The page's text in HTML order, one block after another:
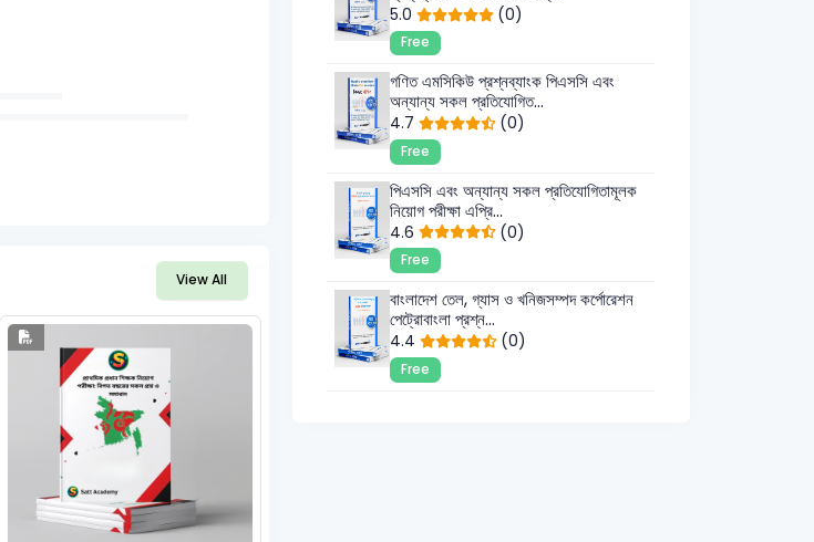
5.0 (0)
Free
গণিত এমসিকিউ প্রশ্নব্যাংক পিএসসি এবং
অন্যান্য সকল প্রতিযোগিত...
4.7 (0)
Free
পিএসসি এবং অন্যান্য সকল প্রতিযোগিতামূলক
নিয়োগ পরীক্ষা এপ্রি...
4.6 (0)
Free
বাংলাদেশ তেল, গ্যাস ও খনিজসম্পদ কর্পোরেশন
পেট্রোবাংলা প্রশ্ন...
4.4 (0)
Free
View All